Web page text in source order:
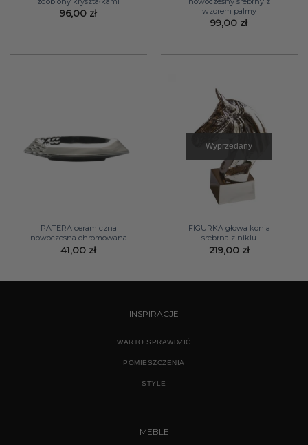
96,00 zł
wzorem palmy
99,00 zł
PATERA ceramiczna
nowoczesna chromowana
41,00 zł
Wyprzedany
FIGURKA głowa konia
srebrna z niklu
219,00 zł
INSPIRACJE
WARTO SPRAWDZIĆ
POMIESZCZENIA
STYLE
MEBLE